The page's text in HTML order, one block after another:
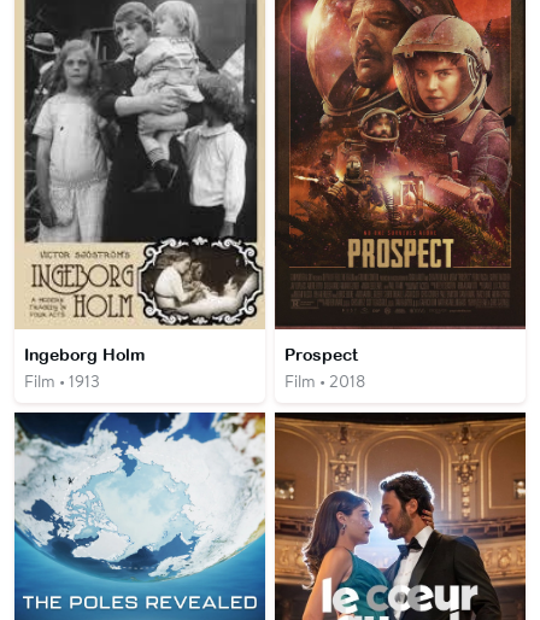
Ingeborg Holm
Film • 1913
Prospect
Film • 2018